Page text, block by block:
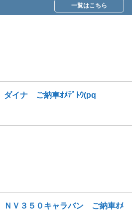
一覧はこちら
ダイナ ご納車ｵﾒﾃﾞﾄｳ(pq
ＮＶ３５０キャラバン ご納車ｵﾒ